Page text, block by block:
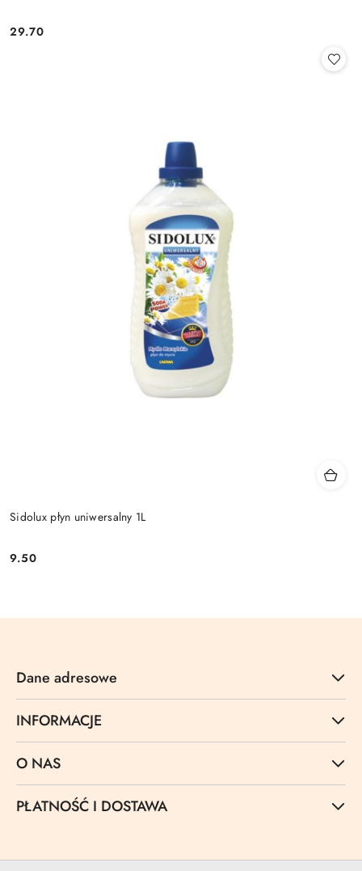
Cena:
29.70
Sidolux płyn uniwersalny 1L
Cena:
9.50
Dane adresowe
INFORMACJE
O NAS
PŁATNOŚĆ I DOSTAWA